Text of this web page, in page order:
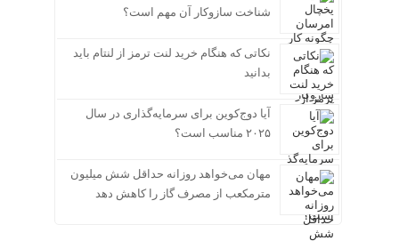
شناخت سازوکار آن مهم است؟
نکاتی که هنگام خرید لنت ترمز از لنتام باید
بدانید
آیا دوج‌کوین برای سرمایه‌گذاری در سال
۲۰۲۵ مناسب است؟
مهان می‌خواهد روزانه حداقل شش میلیون
مترمکعب از مصرف گاز را کاهش دهد